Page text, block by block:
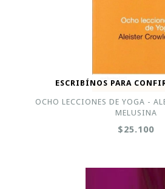
ESCRIBÍNOS PARA
OCHO LECCIONES DE YOGA -
MELUSINA
$25.100